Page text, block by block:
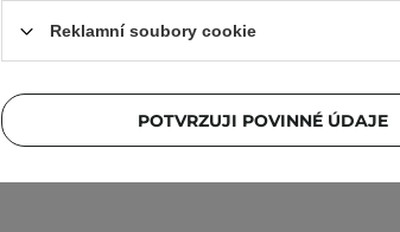
78
540,00
378,00 Kč
Reklamní soubory cookie
POTVRZUJI POVINNÉ ÚDAJE